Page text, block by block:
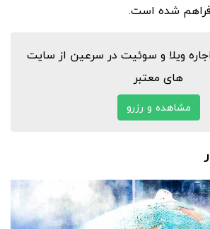
فراهم شده است.
ویلا و سوئیت در سرعین از سایت
های معتبر
مشاهده و رزرو